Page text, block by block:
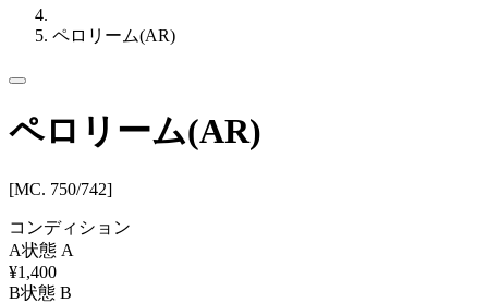
ペロリーム(AR)
ペロリーム(AR)
[MC. 750/742]
コンディション
A状態 A
¥1,400
B状態 B